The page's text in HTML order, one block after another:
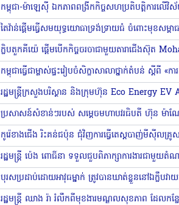
តៃវ៉ាន់ផ្ដើមធ្វើសមយុទ្ធយោធាទ្រង់ទ្រាយធំ ចំពោះមុខសម្ព
ក្លិបតួកគីយ៉េ ផ្តើមបើកកិច្ចចរចាជាមួយតារាជើងស៊ុត
កូរ៉េខាងជើង រិះគន់ជប៉ុន ជុំវិញការធ្វើតេស្ដបាញ់មីស៊ីល
រដ្ឋមន្រ្តី ប៉េង ពោធិ៍នា ទទួលជួបពិភាក្សាការងារជាមួ